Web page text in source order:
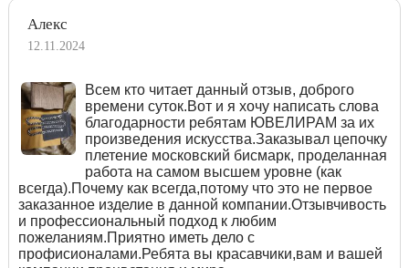
Алекс
12.11.2024
Всем кто читает данный отзыв, доброго
времени суток.Вот и я хочу написать слова
благодарности ребятам ЮВЕЛИРАМ за их
произведения искусства.Заказывал цепочку
плетение московский бисмарк, проделанная
работа на самом высшем уровне (как
всегда).Почему как всегда,потому что это не первое
заказанное изделие в данной компании.Отзывчивость
и профессиональный подход к любим
пожеланиям.Приятно иметь дело с
профисионалами.Ребята вы красавчики,вам и вашей